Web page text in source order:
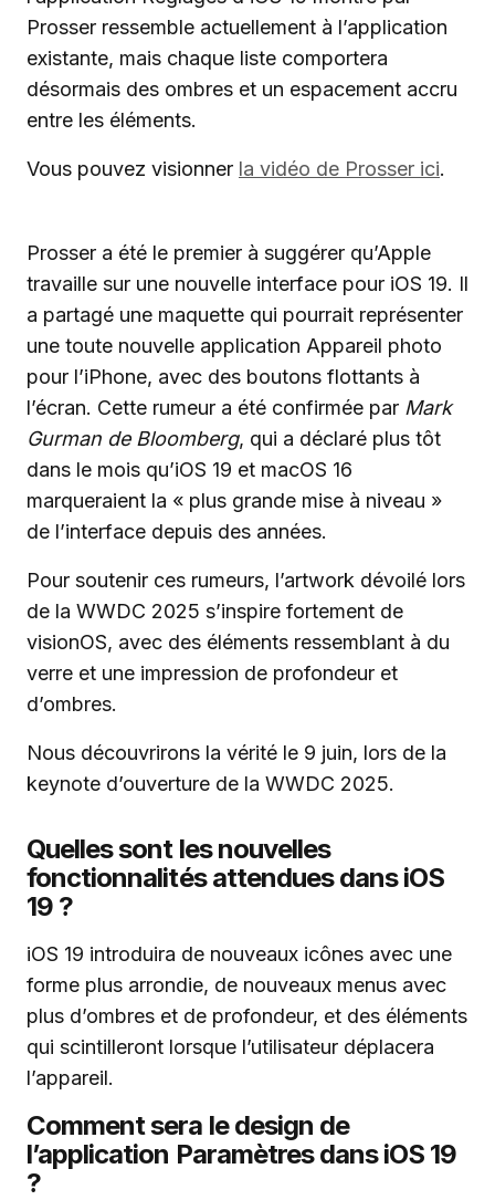
Prosser ressemble actuellement à l’application
existante, mais chaque liste comportera
désormais des ombres et un espacement accru
entre les éléments.
Vous pouvez visionner la vidéo de Prosser ici.
Prosser a été le premier à suggérer qu’Apple
travaille sur une nouvelle interface pour iOS 19. Il
a partagé une maquette qui pourrait représenter
une toute nouvelle application Appareil photo
pour l’iPhone, avec des boutons flottants à
l’écran. Cette rumeur a été confirmée par Mark
Gurman de Bloomberg, qui a déclaré plus tôt
dans le mois qu’iOS 19 et macOS 16
marqueraient la « plus grande mise à niveau »
de l’interface depuis des années.
Pour soutenir ces rumeurs, l’artwork dévoilé lors
de la WWDC 2025 s’inspire fortement de
visionOS, avec des éléments ressemblant à du
verre et une impression de profondeur et
d’ombres.
Nous découvrirons la vérité le 9 juin, lors de la
keynote d’ouverture de la WWDC 2025.
Quelles sont les nouvelles
fonctionnalités attendues dans iOS
19 ?
iOS 19 introduira de nouveaux icônes avec une
forme plus arrondie, de nouveaux menus avec
plus d’ombres et de profondeur, et des éléments
qui scintilleront lorsque l’utilisateur déplacera
l’appareil.
Comment sera le design de
l’application Paramètres dans iOS 19
?